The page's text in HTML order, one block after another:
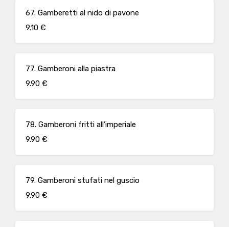
67. Gamberetti al nido di pavone
9.10 €
77. Gamberoni alla piastra
9.90 €
78. Gamberoni fritti all’imperiale
9.90 €
79. Gamberoni stufati nel guscio
9.90 €